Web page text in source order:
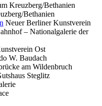
Kreuzberg/Bethanien
Bethanien
Neuer Berliner Kunstverein
– Nationalgalerie der
Ost
W. Baudach
am Wildenbruch
Steglitz